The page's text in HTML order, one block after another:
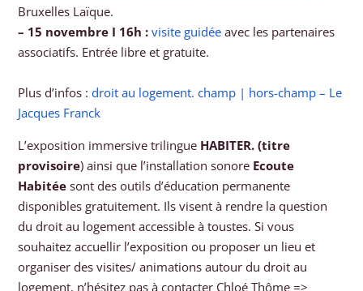
Bruxelles Laïque.
– 15 novembre I 16h : visite guidée avec les partenaires
associatifs. Entrée libre et gratuite.
Plus d’infos :droit au logement. champ | hors-champ – Le
Jacques Franck
L’exposition immersive trilingue HABITER. (titre
provisoire) ainsi que l’installation sonore Ecoute
Habitéesont des outils d’éducation permanente
disponibles gratuitement. Ils visent à rendre la question
du droit au logement accessible à toustes. Si vous
souhaitez accuellir l’exposition ou proposer un lieu et
organiser des visites/ animations autour du droit au
logement, n’hésitez pas à contacter Chloé Thôme =>